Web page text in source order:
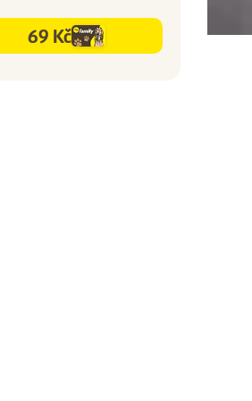
family
69 Kč